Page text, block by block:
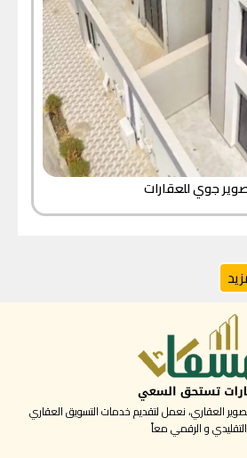
جوي للعقارات
العقاري، نعمل لتقديم خدمات التسويق العقاري
التقليدي و الرقمي معاً